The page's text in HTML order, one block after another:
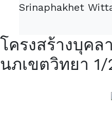
Srinaphakhet
โครงสร้างบุคล
นภเขตวิทยา 1/